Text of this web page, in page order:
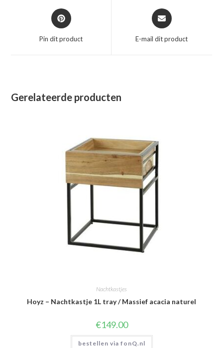
Opent
in
nieuw
Pin dit product
Opent
in
nieuw
E-mail dit product
Gerelateerde producten
Nachtkastjes
Hoyz – Nachtkastje 1L tray / Massief acacia naturel
€149.00
bestellen via fonQ.nl